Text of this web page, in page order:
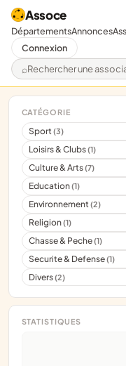
Assoce
Rechercher une
DépartementsAnnonces
Connexion
CATÉGORIE
Sport(3)
Loisirs & Clubs(1)
Culture & Arts(7)
Education(1)
Environnement(2)
Religion(1)
Chasse & Peche(1)
Securite & Defense(1)
Divers(2)
STATISTIQUES